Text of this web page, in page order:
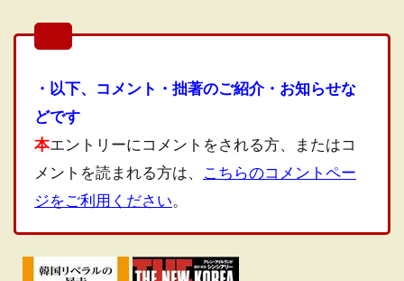
・以下、コメント・拙著のご紹介・お知らせな
どです
本エントリーにコメントをされる方、またはコ
メントを読まれる方は、 こちらのコメントペー
ジをご利用ください。